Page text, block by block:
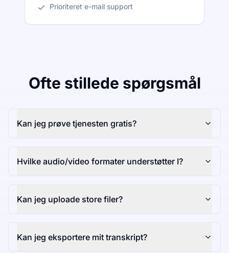
Prioriteret e-mail support
Ofte stillede spørgsmål
Kan jeg prøve tjenesten gratis?
Hvilke audio/video formater understøtter I?
Kan jeg uploade store filer?
Kan jeg eksportere mit transkript?